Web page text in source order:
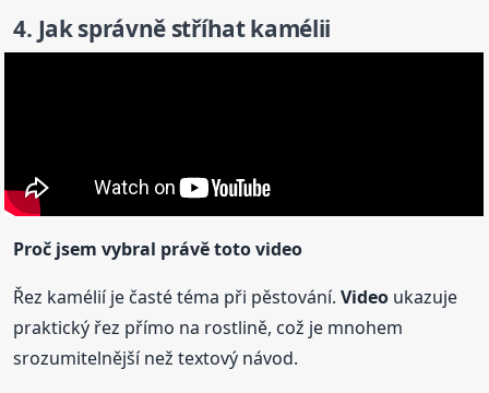
4. Jak správně stříhat kamélii
Proč jsem vybral právě totovideo
Řez kamélií je časté téma při pěstování.Video ukazuje
praktický řez přímo na rostlině, což je mnohem
srozumitelnější než textový návod.